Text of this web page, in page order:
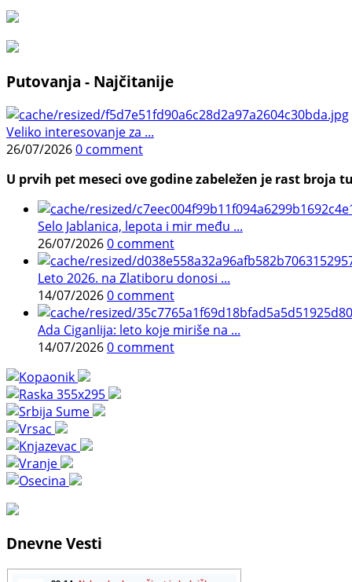
Putovanja - Najčitanije
Veliko interesovanje za ...
26/07/20260 comment
U prvih pet meseci ove godine zabeležen je rast
Selo Jablanica, lepota i mir među ...
26/07/20260 comment
Leto 2026. na Zlatiboru donosi ...
14/07/20260 comment
Ada Ciganlija: leto koje miriše na ...
14/07/20260 comment
Dnevne Vesti